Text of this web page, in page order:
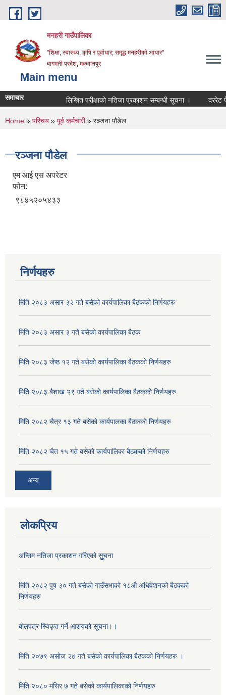
Skip to main content
मनहरी गाउँपालिका
"शिक्षा, स्वास्थ्य, कृषि र पूर्वाधार; समृद्ध मनहरीको आधार"
बागमती प्रदेश, मकवानपुर
Main menu
समाचार लिखित परीक्षाको नतिजा प्रकाशन सम्बन्धी सूचना । दररेट पेश
You are here
Home » परिचय » पूर्व कर्मचारी» रञ्जना पौडेल
रञ्जना पौडेल
एम आई एस अपरेटर
फोन:
९८४५२०५४३३
निर्णयहरु
मिति २०८३ असार ३२ गते बसेको कार्यपालिका बैठकको निर्णयहरु
मिति २०८३ असार ३ गते बसेको कार्यपालिका बैठक
मिति २०८३ जेष्ठ १२ गते बसेको कार्यपालिका बैठकको निर्णयहरु
मिति २०८३ बैशाख २९ गते बसेको कार्यपालिका बैठकको निर्णयहरु
मिति २०८२ चैत्र १३ गते बसेको कार्यपालका बैठकको निर्णयहरु
मिति २०८२ चैत १५ गते बसेको कार्यपालिका बैठकको निर्णयहरु
अन्य
लोकप्रिय
अन्तिम नतिजा प्रकाशन गरिएको सूुुुुचना
मिति २०८२ पुष ३० गते बसेको गाउँसभाको १८औ अधिवेशनको बैठकको
निर्णयहरु
बोलपत्र स्विकृत गर्ने आशयको सूचना।।
मिति २०७९ असोज २७ गते बसेको कार्यपालिका बैठकको निर्णयहरु ।
मिति २०८० मंसिर ७ गते बसेको कार्यपालिकाको निर्णयहरु